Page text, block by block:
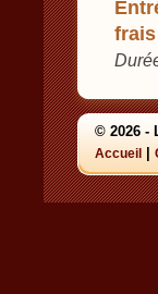
frais
© 2026 -
Accueil